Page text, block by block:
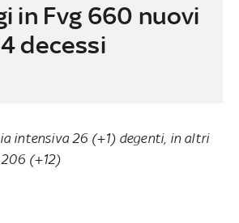
in Fvg 660 nuovi
decessi
intensiva 26 (+1) degenti, in altri
(+12)